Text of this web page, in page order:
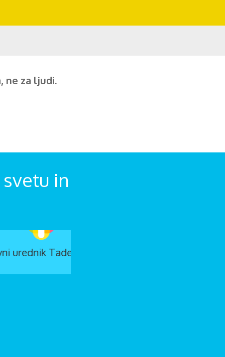
ne za ljudi.
in